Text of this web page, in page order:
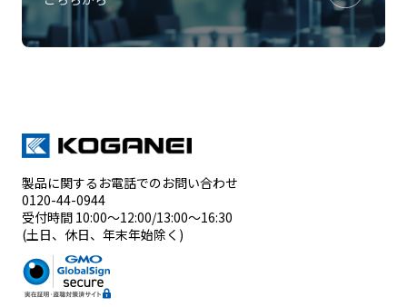
製品に関するお電話でのお問い合わせ
0120-44-0944
受付時間 10:00～12:00/13:00～16:30
(土日、休日、年末年始除く)